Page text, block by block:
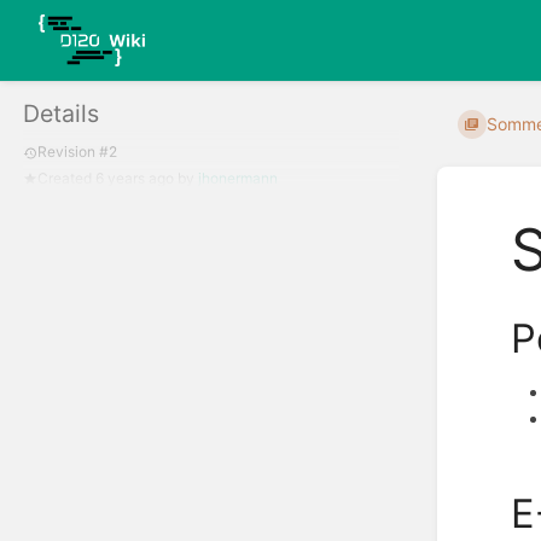
Details
Revision #2
jhonermann